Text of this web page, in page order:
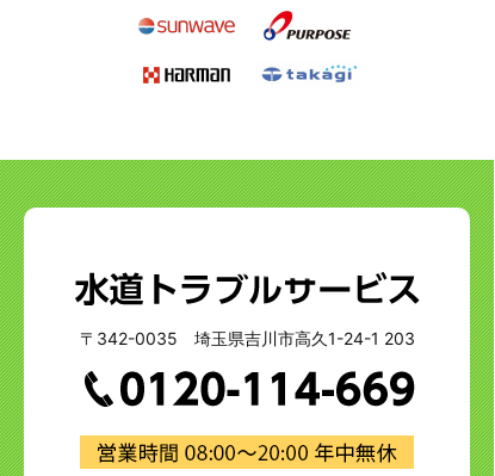
〒342-0035 埼玉県吉川市高久1-24-1 203